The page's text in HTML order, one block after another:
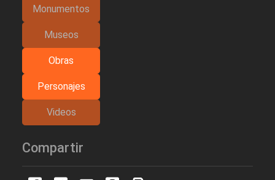
Monumentos
Museos
Obras
Personajes
Videos
Compartir